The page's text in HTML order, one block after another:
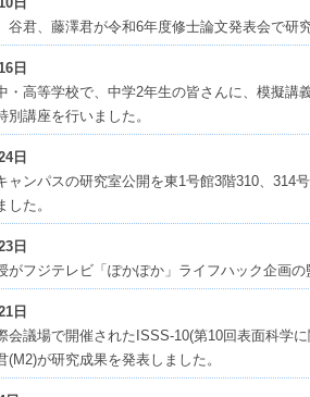
谷君、藤澤君が令和6年度修士論文発表会で研
日
・高等学校で、中学2年生の皆さんに、模擬講
別講座を行いました。
日
ャンパスの研究室公開を東1号館3階310、314
した。
日
がフジテレビ「ぽかぽか」ライフハック企画の
日
会議場で開催されたISSS-10(第10回表面科学
(M2)が研究成果を発表しました。